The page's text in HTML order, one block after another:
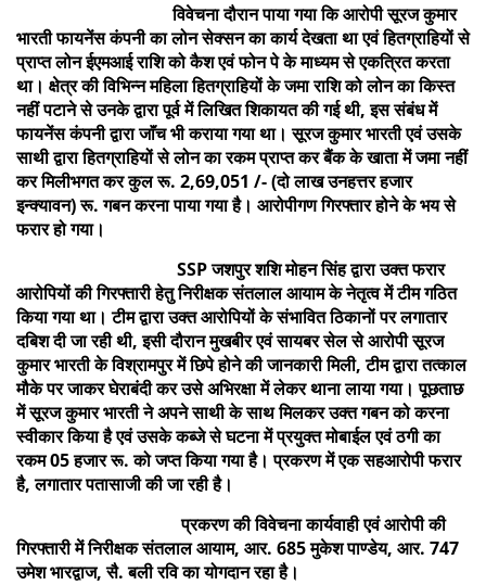
विवेचना दौरान पाया गया कि आरोपी सूरज कुमार
भारती फायनेंस कंपनी का लोन सेक्सन का कार्य देखता था एवं हितग्राहियों से
प्राप्त लोन ईएमआई राशि को कैश एवं फोन पे के माध्यम से एकत्रित करता
था। क्षेत्र की विभिन्न महिला हितग्राहियों के जमा राशि को लोन का किस्त
नहीं पटाने से उनके द्वारा पूर्व में लिखित शिकायत की गई थी, इस संबंध में
फायनेंस कंपनी द्वारा जाॅंच भी कराया गया था। सूरज कुमार भारती एवं उसके
साथी द्वारा हितग्राहियों से लोन का रकम प्राप्त कर बैंक के खाता में जमा नहीं
कर मिलीभगत कर कुल रू. 2,69,051 /- (दो लाख उनहत्तर हजार
इन्क्यावन) रू. गबन करना पाया गया है। आरोपीगण गिरफ्तार होने के भय से
फरार हो गया।
SSP जशपुर शशि मोहन सिंह द्वारा उक्त फरार
आरोपियों की गिरफ्तारी हेतु निरीक्षक संतलाल आयाम के नेतृत्व में टीम गठित
किया गया था। टीम द्वारा उक्त आरोपियों के संभावित ठिकानों पर लगातार
दबिश दी जा रही थी, इसी दौरान मुखबीर एवं सायबर सेल से आरोपी सूरज
कुमार भारती के विश्रामपुर में छिपे होने की जानकारी मिली, टीम द्वारा तत्काल
मौके पर जाकर घेराबंदी कर उसे अभिरक्षा में लेकर थाना लाया गया। पूछताछ
में सूरज कुमार भारती ने अपने साथी के साथ मिलकर उक्त गबन को करना
स्वीकार किया है एवं उसके कब्जे से घटना में प्रयुक्त मोबाईल एवं ठगी का
रकम 05 हजार रू. को जप्त किया गया है। प्रकरण में एक सहआरोपी फरार
है, लगातार पतासाजी की जा रही है।
प्रकरण की विवेचना कार्यवाही एवं आरोपी की
गिरफ्तारी में निरीक्षक संतलाल आयाम, आर. 685 मुकेश पाण्डेय, आर. 747
उमेश भारद्वाज, सै. बली रवि का योगदान रहा है।